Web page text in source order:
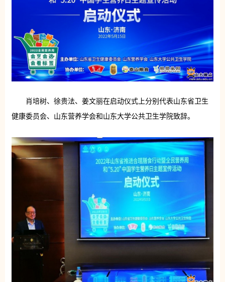
肖培树、徐贵法、姜文丽在启动仪式上分别代表山东省卫生
健康委员会、山东营养学会和山东大学公共卫生学院致辞。